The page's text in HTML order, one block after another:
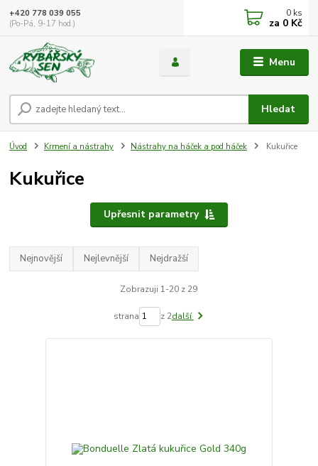
Menu
Hledat
+420 778 039 055
(Po-Pá, 9-17 hod.)
0 ks
za 0 Kč
Úvod Krmení a nástrahy Nástrahy na háček a pod háček Kukuřice
Kukuřice
Upřesnit parametry
Nejnovější Nejlevnější Nejdražší
Zobrazuji 1-20 z 29
strana z 2další